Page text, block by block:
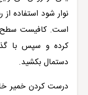
نوار شود استفاده
است. کافیست
دستمال بکشید.
درست کردن خمیر